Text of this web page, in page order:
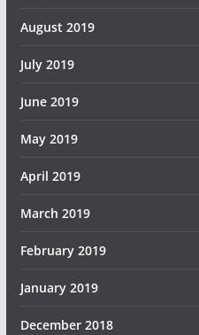
August 2019
July 2019
June 2019
May 2019
April 2019
March 2019
February 2019
January 2019
December 2018